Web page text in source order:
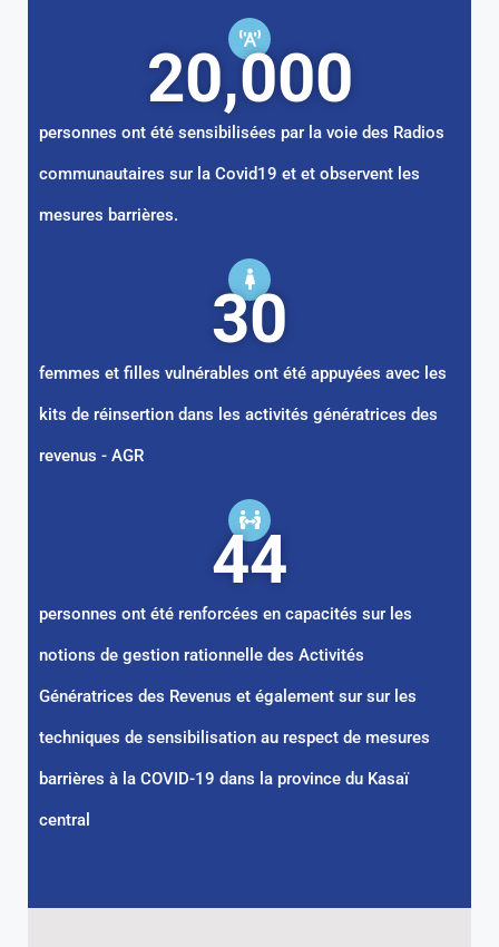
personnes ont été sensibilisées par la voie des Radios
communautaires sur la Covid19 et et observent les
mesures barrières.
20,000
femmes et filles vulnérables ont été appuyées avec les
kits de réinsertion dans les activités génératrices des
revenus - AGR
30
personnes ont été renforcées en capacités sur les
notions de gestion rationnelle des Activités
Génératrices des Revenus et également sur sur les
techniques de sensibilisation au respect de mesures
barrières à la COVID-19 dans la province du Kasaï
central
44